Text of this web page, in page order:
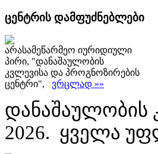
ცენტრის დამფუძნებლები
არასამეწარმეო იურიდიული
პირი, "დანაშაულობის
კვლევისა და პროგნოზირების
ცენტრი", ვრცლად »»
დანაშაულობის
2026. ყველა